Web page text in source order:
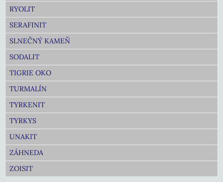
RYOLIT
SERAFINIT
SLNEČNÝ KAMEŇ
SODALIT
TIGRIE OKO
TURMALÍN
TYRKENIT
TYRKYS
UNAKIT
ZÁHNEDA
ZOISIT